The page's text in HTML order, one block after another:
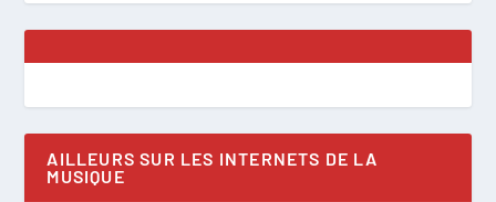
AILLEURS SUR LES INTERNETS DE LA
MUSIQUE